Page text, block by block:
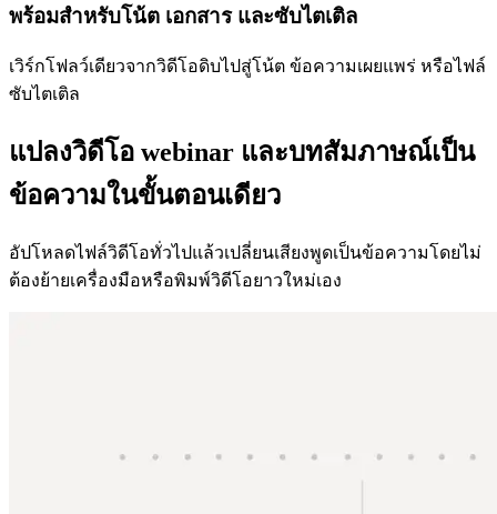
พร้อมสำหรับโน้ต เอกสาร และซับไตเติล
เวิร์กโฟลว์เดียวจากวิดีโอดิบไปสู่โน้ต ข้อความเผยแพร่ หรือไฟล์
ซับไตเติล
แปลงวิดีโอ webinar และบทสัมภาษณ์เป็น
ข้อความในขั้นตอนเดียว
อัปโหลดไฟล์วิดีโอทั่วไปแล้วเปลี่ยนเสียงพูดเป็นข้อความโดยไม่
ต้องย้ายเครื่องมือหรือพิมพ์วิดีโอยาวใหม่เอง